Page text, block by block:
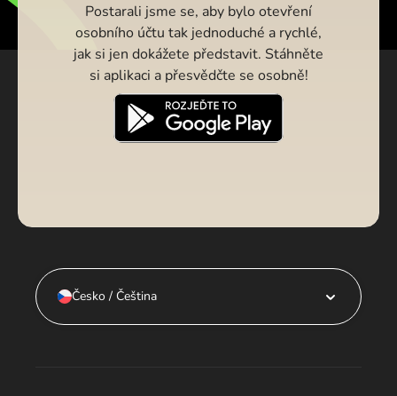
Postarali jsme se, aby bylo otevření
osobního účtu tak jednoduché a rychlé,
jak si jen dokážete představit. Stáhněte
si aplikaci a přesvědčte se osobně!
Česko / Čeština